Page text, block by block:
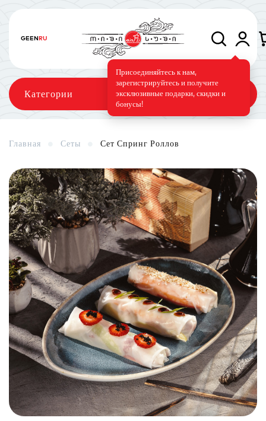
GEENRU
Присоединяйтесь к нам,
зарегистрируйтесь и получите
эксклюзивные подарки, скидки и
бонусы!
Категории
Суши-торт Фирменные Вегетарианское меню
Сэндвич Нигири Маки
Поке и буррито Супы и салаты Напитки
Главная Сеты Сет Спринг Роллов